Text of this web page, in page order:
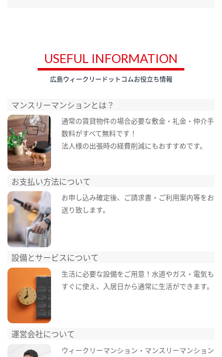
USEFUL INFORMATION
広島ウィークリードットコムお役立ち情報
マンスリーマンションとは？
通常の賃貸物件の場合必要な敷金・礼金・仲介手
数料がすべて無料です！
法人様の出張時の経費削減にもおすすめです。
お支払い方法について
お申し込み確定後、ご請求書・ご利用案内等をお
送り致します。
設備とサービスについて
生活に必要な設備をご用意！水道やガス・電気も
すぐに使え、入居日から通常に生活ができます。
運営会社について
ウィークリーマンション・マンスリーマンション